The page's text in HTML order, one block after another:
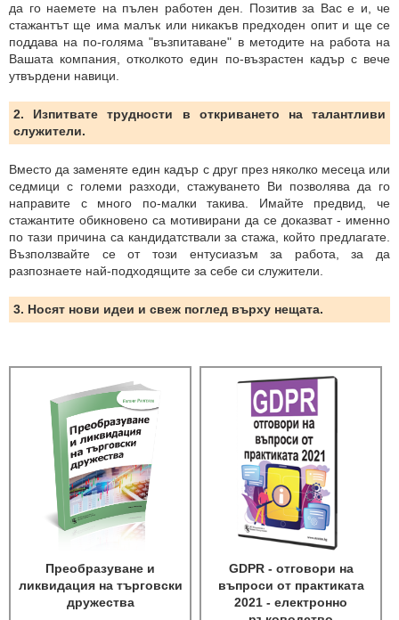
да го наемете на пълен работен ден. Позитив за Вас е и, че
стажантът ще има малък или никакъв предходен опит и ще се
поддава на по-голяма "възпитаване" в методите на работа на
Вашата компания, отколкото един по-възрастен кадър с вече
утвърдени навици.
2. Изпитвате трудности в откриването на талантливи
служители.
Вместо да заменяте един кадър с друг през няколко месеца или
седмици с големи разходи, стажуването Ви позволява да го
направите с много по-малки такива. Имайте предвид, че
стажантите обикновено са мотивирани да се доказват - именно
по тази причина са кандидатствали за стажа, който предлагате.
Възползвайте се от този ентусиазъм за работа, за да
разпознаете най-подходящите за себе си служители.
3. Носят нови идеи и свеж поглед върху нещата.
Преобразуване и
ликвидация на търговски
дружества
GDPR - отговори на
въпроси от практиката
2021 - електронно